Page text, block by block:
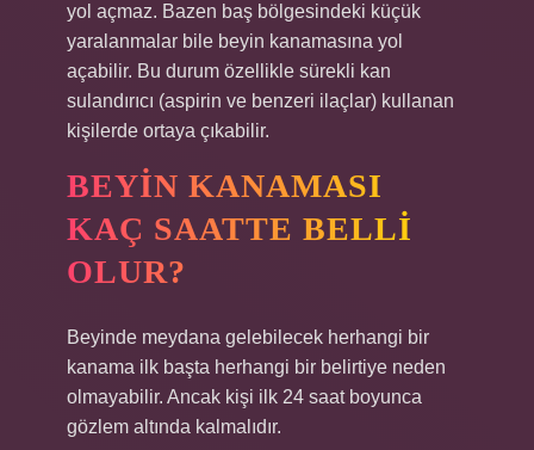
yol açmaz. Bazen baş bölgesindeki küçük
yaralanmalar bile beyin kanamasına yol
açabilir. Bu durum özellikle sürekli kan
sulandırıcı (aspirin ve benzeri ilaçlar) kullanan
kişilerde ortaya çıkabilir.
BEYIN KANAMASI
KAÇ SAATTE BELLI
OLUR?
Beyinde meydana gelebilecek herhangi bir
kanama ilk başta herhangi bir belirtiye neden
olmayabilir. Ancak kişi ilk 24 saat boyunca
gözlem altında kalmalıdır.